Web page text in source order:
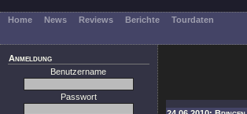
Home News Reviews Berichte Tourdaten
Anmeldung
Benutzername
Passwort